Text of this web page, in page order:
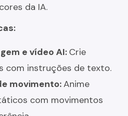
da IA.
e vídeo AI: Crie
com instruções de texto.
movimento:Anime
com movimentos